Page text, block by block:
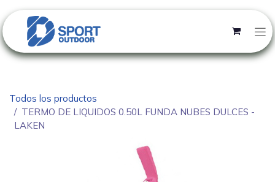
Todos los productos
TERMO DE LIQUIDOS 0.50L FUNDA NUBES DULCES -
LAKEN